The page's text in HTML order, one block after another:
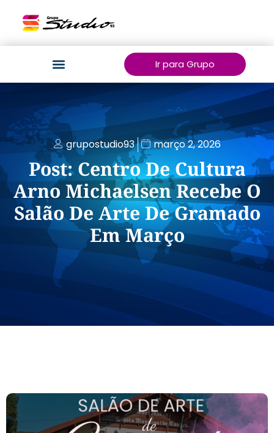
Ir para Grupo
grupostudio93 março 2, 2026
Post: Centro De Cultura
Arno Michaelsen Recebe O
Salão De Arte De Gramado
Em Março